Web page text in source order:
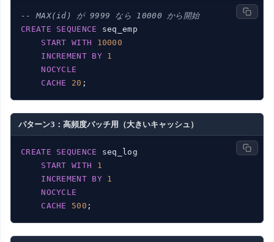
-- MAX(id) が 9999 なら 10000 から開始
CREATE
SEQUENCE
seq_emp
START
WITH
10000
INCREMENT
BY
1
NOCYCLE
CACHE
20
パターン3：高頻度バッチ用（大きいキャッシュ）
CREATE SEQUENCE
seq_log
START
WITH
1
INCREMENT
BY
1
NOCYCLE
CACHE
500